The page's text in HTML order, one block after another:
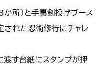
か所）と手裏剣投げブース
された忍術修行にチャレ
渡す台紙にスタンプが押